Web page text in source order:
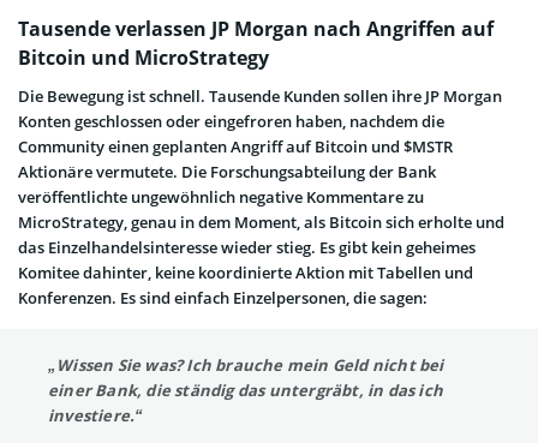
Tausende verlassen JP Morgan nach Angriffen auf
Bitcoin und MicroStrategy
Die Bewegung ist schnell. Tausende Kunden sollen ihre JP Morgan
Konten geschlossen oder eingefroren haben, nachdem die
Community einen geplanten Angriff auf Bitcoin und $MSTR
Aktionäre vermutete. Die Forschungsabteilung der Bank
veröffentlichte ungewöhnlich negative Kommentare zu
MicroStrategy, genau in dem Moment, als Bitcoin sich erholte und
das Einzelhandelsinteresse wieder stieg. Es gibt kein geheimes
Komitee dahinter, keine koordinierte Aktion mit Tabellen und
Konferenzen. Es sind einfach Einzelpersonen, die sagen:
„Wissen Sie was? Ich brauche mein Geld nicht bei
einer Bank, die ständig das untergräbt, in das ich
investiere.“